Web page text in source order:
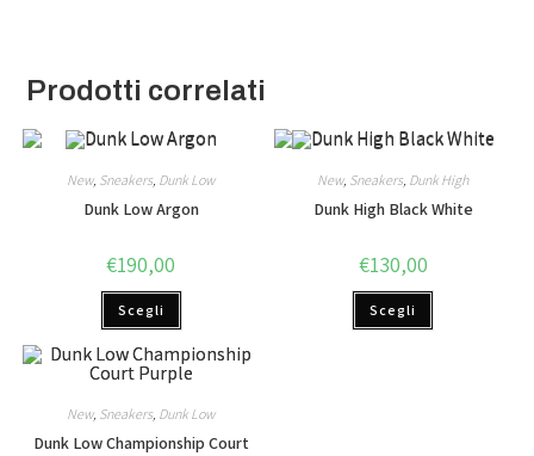
Prodotti correlati
New, Sneakers Dunk Low
Dunk Low Argon
€190,00
Scegli
New, Sneakers Dunk High
Dunk High Black White
€130,00
Scegli
New, Sneakers, Dunk Low
Dunk Low Championship Court